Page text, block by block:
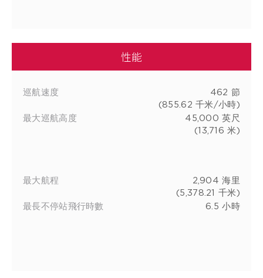
性能
巡航速度
462 節
(855.62 千米/小時)
最大巡航高度
45,000 英尺
(13,716 米)
最大航程
2,904 海里
(5,378.21 千米)
最長不停站飛行時數
6.5 小時